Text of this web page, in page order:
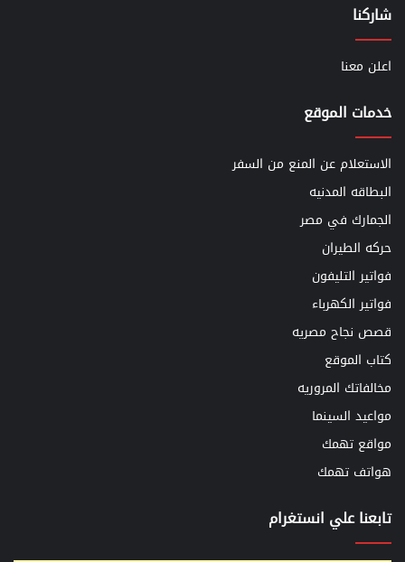
شاركنا
اعلن معنا
خدمات الموقع
الاستعلام عن المنع من السفر
البطاقه المدنيه
الجمارك في مصر
حركه الطيران
فواتير التليفون
فواتير الكهرباء
قصص نجاح مصريه
كتاب الموقع
مخالفاتك المروريه
مواعيد السينما
مواقع تهمك
هواتف تهمك
تابعنا علي انستغرام